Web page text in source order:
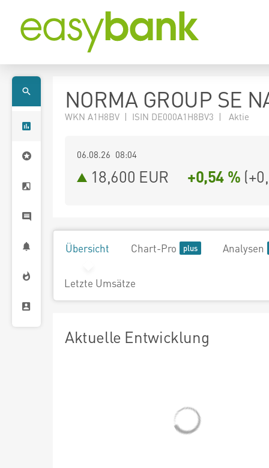
NORMA GROUP SE
WKN A1H8BV | ISIN DE000A1H8BV3 | Aktie
06.08.26 08:04
18,600 EUR +0,54 % (
Übersicht Chart-Pro Analysen
Letzte Umsätze
Aktuelle Entwicklung